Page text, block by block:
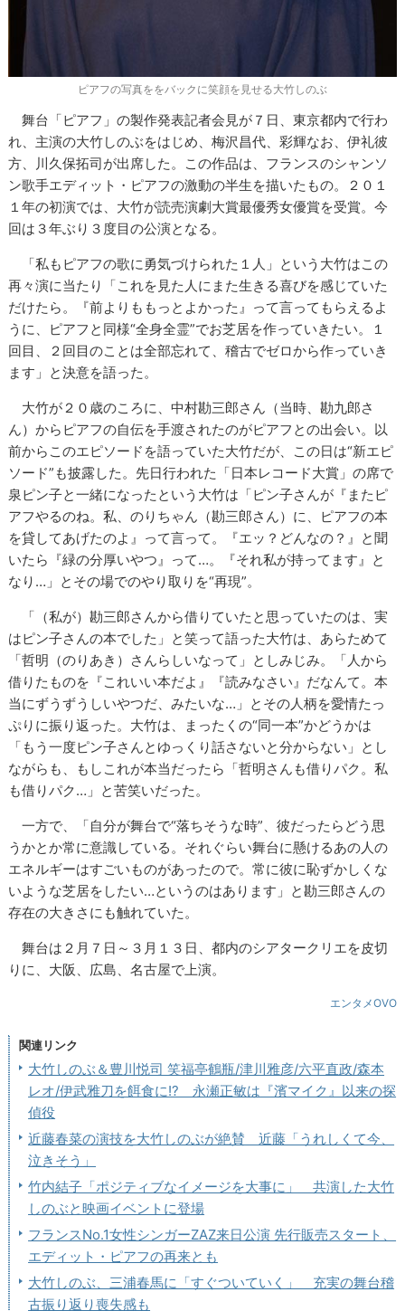
ピアフの写真ををバックに笑顔を見せる大竹しのぶ
舞台「ピアフ」の製作発表記者会見が７日、東京都内で行わ
れ、主演の大竹しのぶをはじめ、梅沢昌代、彩輝なお、伊礼彼
方、川久保拓司が出席した。この作品は、フランスのシャンソ
ン歌手エディット・ピアフの激動の半生を描いたもの。２０１
１年の初演では、大竹が読売演劇大賞最優秀女優賞を受賞。今
回は３年ぶり３度目の公演となる。
「私もピアフの歌に勇気づけられた１人」という大竹はこの
再々演に当たり「これを見た人にまた生きる喜びを感じていた
だけたら。『前よりももっとよかった』って言ってもらえるよ
うに、ピアフと同様“全身全霊”でお芝居を作っていきたい。１
回目、２回目のことは全部忘れて、稽古でゼロから作っていき
ます」と決意を語った。
大竹が２０歳のころに、中村勘三郎さん（当時、勘九郎さ
ん）からピアフの自伝を手渡されたのがピアフとの出会い。以
前からこのエピソードを語っていた大竹だが、この日は“新エピ
ソード”も披露した。先日行われた「日本レコード大賞」の席で
泉ピン子と一緒になったという大竹は「ピン子さんが『またピ
アフやるのね。私、のりちゃん（勘三郎さん）に、ピアフの本
を貸してあげたのよ』って言って。『エッ？どんなの？』と聞
いたら『緑の分厚いやつ』って…。『それ私が持ってます』と
なり…」とその場でのやり取りを“再現”。
「（私が）勘三郎さんから借りていたと思っていたのは、実
はピン子さんの本でした」と笑って語った大竹は、あらためて
「哲明（のりあき）さんらしいなって」としみじみ。「人から
借りたものを『これいい本だよ』『読みなさい』だなんて。本
当にずうずうしいやつだ、みたいな…」とその人柄を愛情たっ
ぷりに振り返った。大竹は、まったくの“同一本”かどうかは
「もう一度ピン子さんとゆっくり話さないと分からない」とし
ながらも、もしこれが本当だったら「哲明さんも借りパク。私
も借りパク…」と苦笑いだった。
一方で、「自分が舞台で“落ちそうな時”、彼だったらどう思
うかとか常に意識している。それぐらい舞台に懸けるあの人の
エネルギーはすごいものがあったので。常に彼に恥ずかしくな
いような芝居をしたい…というのはあります」と勘三郎さんの
存在の大きさにも触れていた。
舞台は２月７日～３月１３日、都内のシアタークリエを皮切
りに、大阪、広島、名古屋で上演。
エンタメOVO
関連リンク
大竹しのぶ＆豊川悦司 笑福亭鶴瓶/津川雅彦/六平直政/森本
レオ/伊武雅刀を餌食に!? 永瀬正敏は『濱マイク』以来の探
偵役
近藤春菜の演技を大竹しのぶが絶賛 近藤「うれしくて今、
泣きそう」
竹内結子「ポジティブなイメージを大事に」 共演した大竹
しのぶと映画イベントに登場
フランスNo.1女性シンガーZAZ来日公演 先行販売スタート、
エディット・ピアフの再来とも
大竹しのぶ、三浦春馬に「すぐついていく」 充実の舞台稽
古振り返り喪失感も